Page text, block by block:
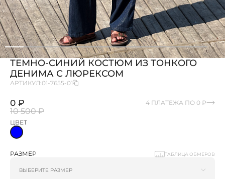
ТЕМНО-СИНИЙ КОСТЮМ ИЗ ТОНКОГО
ДЕНИМА С ЛЮРЕКСОМ
АРТИКУЛ:01-7655-01
0 ₽
10 500 ₽
4 ПЛАТЕЖА ПО 0 ₽
ЦВЕТ
РАЗМЕР ТАБЛИЦА ОБМЕРОВ